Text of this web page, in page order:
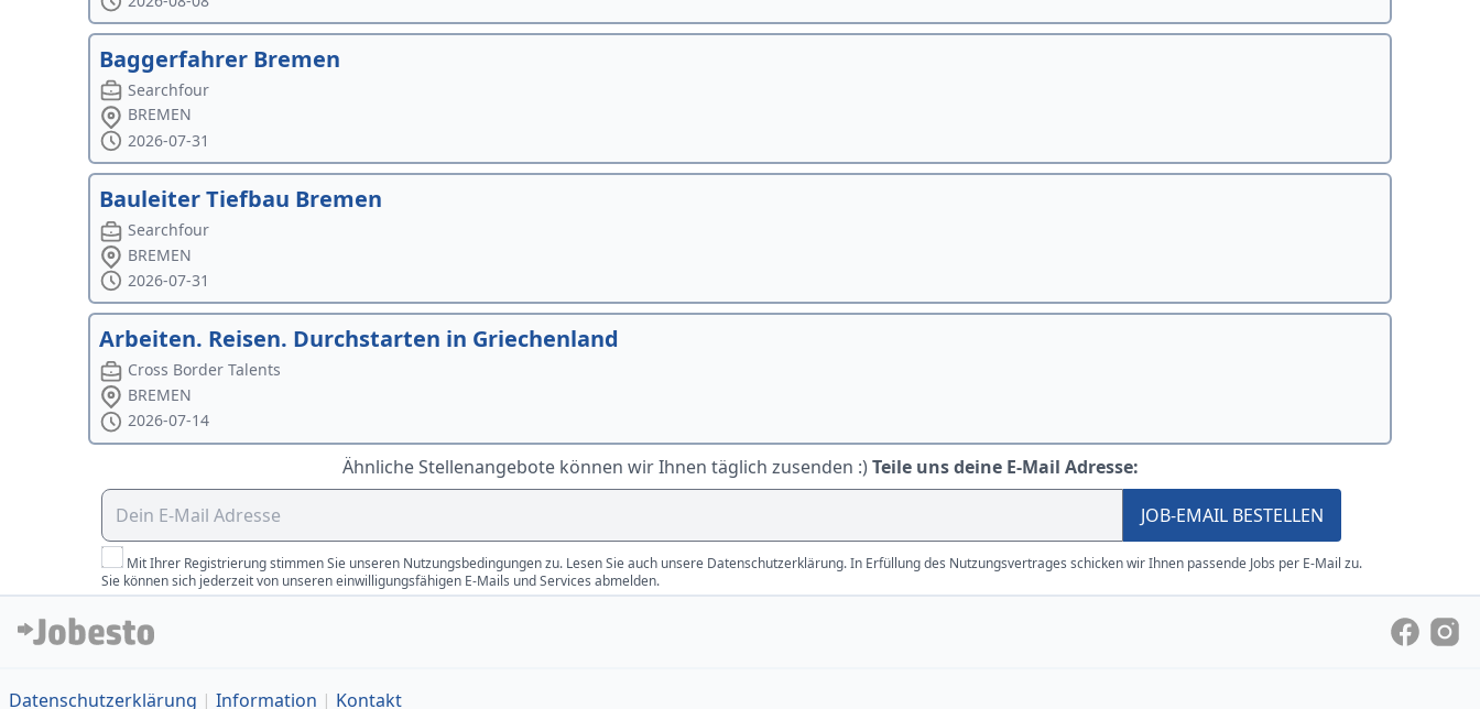
Baggerfahrer Bremen
Searchfour
BREMEN
2026-07-31
Bauleiter Tiefbau Bremen
Searchfour
BREMEN
2026-07-31
Arbeiten. Reisen. Durchstarten in Griechenland
Cross Border Talents
BREMEN
2026-07-14
Ähnliche Stellenangebote können wir Ihnen täglich zusenden :) Teile uns deine E-Mail Adresse:
JOB-EMAIL BESTELLEN
Mit Ihrer Registrierung stimmen Sie unseren Nutzungsbedingungen zu. Lesen Sie auch unsere Datenschutzerklärung. In Erfüllung des Nutzungsvertrages schicken wir Ihnen passende Jobs per E-Mail zu.
Sie können sich jederzeit von unseren einwilligungsfähigen E-Mails und Services abmelden.
Datenschutzerklärung Information Kontakt